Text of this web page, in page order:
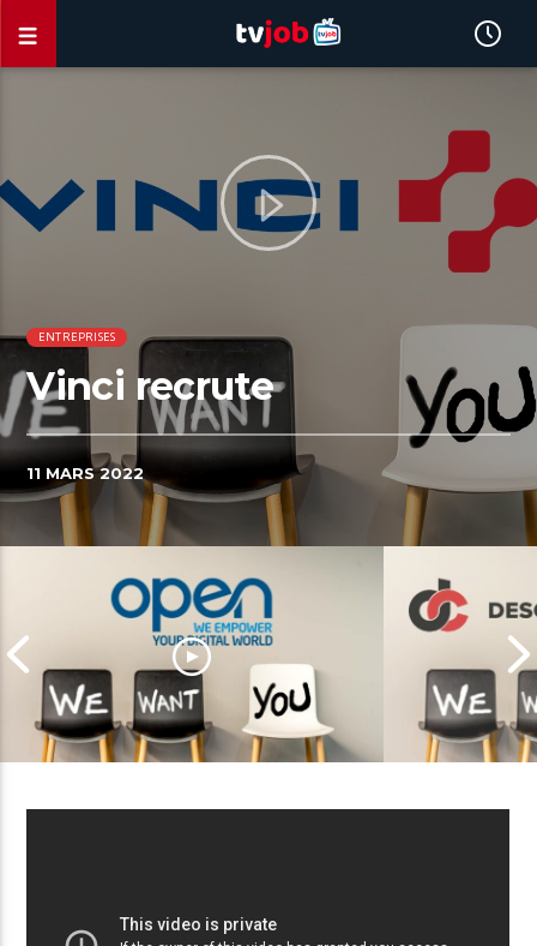
ENTREPRISES
Vinci recrute
11 MARS 2022